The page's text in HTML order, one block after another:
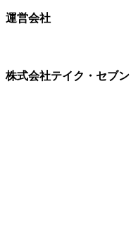
運営会社
株式会社テイク・セブン